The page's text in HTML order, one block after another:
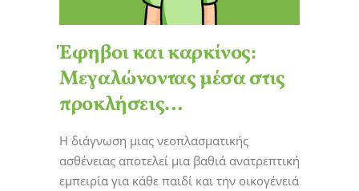
Έφηβοι και καρκίνος:
Μεγαλώνοντας μέσα στις
προκλήσεις…
Η διάγνωση μιας νεοπλασματικής
ασθένειας αποτελεί μια βαθιά ανατρεπτική
εμπειρία για κάθε παιδί και την οικογένειά